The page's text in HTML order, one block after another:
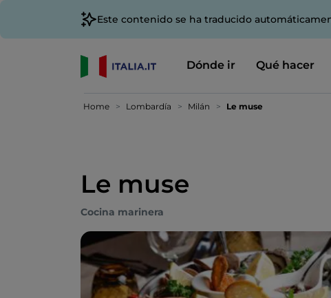
Este contenido se ha traducido
Dónde ir Qué hacer
Home Lombardía Milán Le muse
Le muse
Cocina marinera